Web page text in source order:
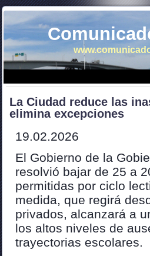
La Ciudad reduce las
elimina excepciones
19.02.2026
El Gobierno de la
resolvió bajar de 25 a
permitidas por ciclo
medida, que regirá
privados, alcanzará a
los altos niveles de
trayectorias escolares.